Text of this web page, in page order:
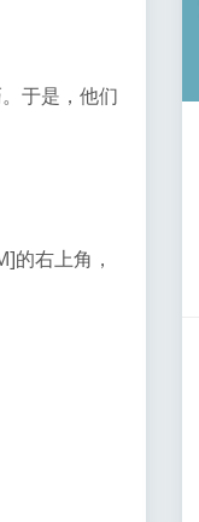
于是，他们
的右上角，